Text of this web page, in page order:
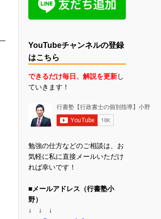
YouTubeチャンネルの登録
はこちら
できるだけ毎日、解説を更新し
ていきます！
勉強の仕方などのご相談は、お
気軽に私に直接メールいただけ
れば幸いです！
■メールアドレス（行書塾小
野）
↓ ↓ ↓